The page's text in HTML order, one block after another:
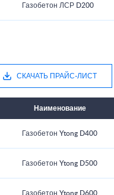
Газобетон ЛСР D200
СКАЧАТЬ ПРАЙС-ЛИСТ
Наименование
Газобетон Ytong D400
Газобетон Ytong D500
Газобетон Ytong D600